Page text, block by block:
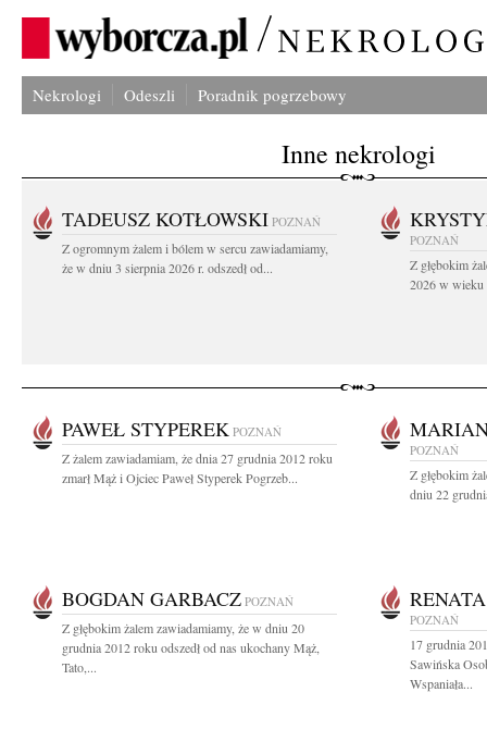
Nekrologi Odeszli Poradnik pogrzebowy
Inne nekrologi
TADEUSZ KOTŁOWSKI POZNAŃ
Z ogromnym żalem i bólem w sercu zawiadamiamy,
że w dniu 3 sierpnia 2026 r. odszedł od...
POZNAŃ
Z głębokim
2026 w wieku
PAWEŁ STYPEREK POZNAŃ
Z żalem zawiadamiam, że dnia 27 grudnia 2012 roku
zmarł Mąż i Ojciec Paweł Styperek Pogrzeb...
POZNAŃ
Z głębokim
dniu 22
BOGDAN GARBACZ POZNAŃ
Z głębokim żalem zawiadamiamy, że w dniu 20
grudnia 2012 roku odszedł od nas ukochany Mąż,
Tato,...
POZNAŃ
17 grudnia
Sawińska
Wspaniała...